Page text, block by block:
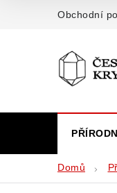
Obchodní
Domů